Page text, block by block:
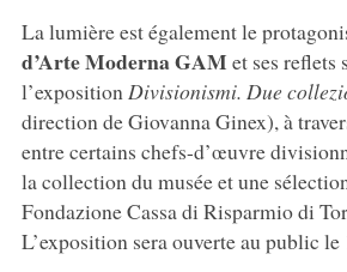
La lumière est également le
d’Arte Moderna GAM et ses reflets
l’exposition Divisionismi. Due
direction de Giovanna Ginex), à
entre certains chefs-d’œuvre
la collection du musée et une
Fondazione Cassa di Risparmio di
L’exposition sera ouverte au public le